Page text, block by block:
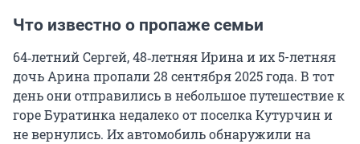
Что известно о пропаже семьи
64‑летний Сергей, 48‑летняя Ирина и их 5-летняя
дочь Арина пропали 28 сентября 2025 года. В тот
день они отправились в небольшое путешествие к
горе Буратинка недалеко от поселка Кутурчин и
не вернулись. Их автомобиль обнаружили на